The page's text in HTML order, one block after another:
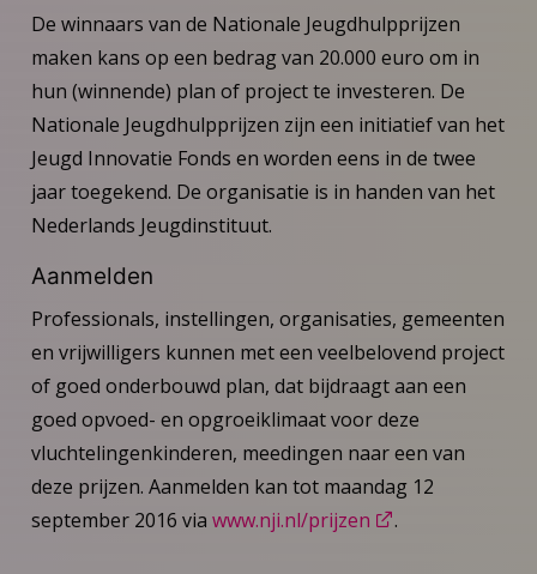
De winnaars van de Nationale Jeugdhulpprijzen
maken kans op een bedrag van 20.000 euro om in
hun (winnende) plan of project te investeren. De
Nationale Jeugdhulpprijzen zijn een initiatief van het
Jeugd Innovatie Fonds en worden eens in de twee
jaar toegekend. De organisatie is in handen van het
Nederlands Jeugdinstituut.
Aanmelden
Professionals, instellingen, organisaties, gemeenten
en vrijwilligers kunnen met een veelbelovend project
of goed onderbouwd plan, dat bijdraagt aan een
goed opvoed- en opgroeiklimaat voor deze
vluchtelingenkinderen, meedingen naar een van
deze prijzen. Aanmelden kan tot maandag 12
september 2016 via www.nji.nl/prijzen .